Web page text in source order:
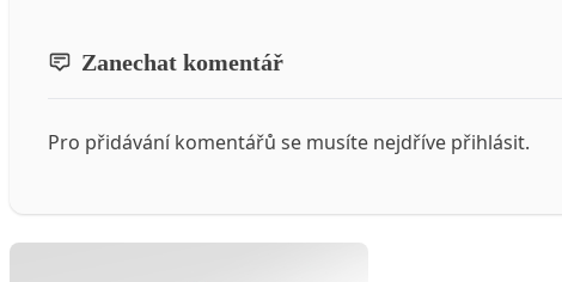
Zanechat komentář
Pro přidávání komentářů se musíte nejdříve přihlásit.